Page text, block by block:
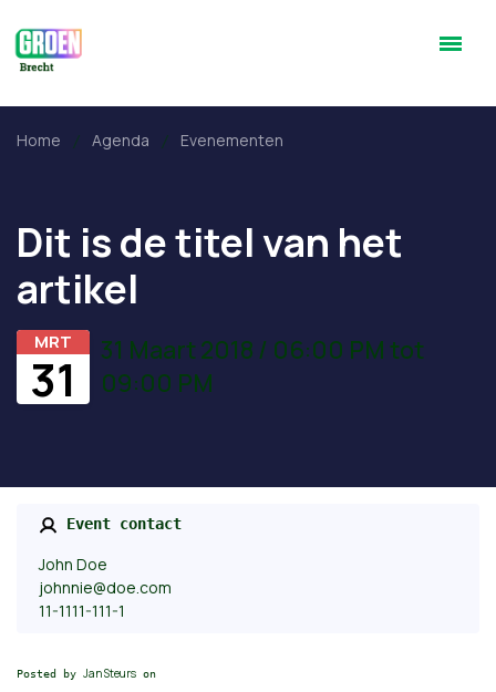
Home Agenda Evenementen
Dit is de titel van het
artikel
MRT
31
31 Maart 2018 / 06:00 PM tot
09:00 PM
Event contact
John Doe
johnnie@doe.com
11-1111-111-1
Posted by Jan Steurs on